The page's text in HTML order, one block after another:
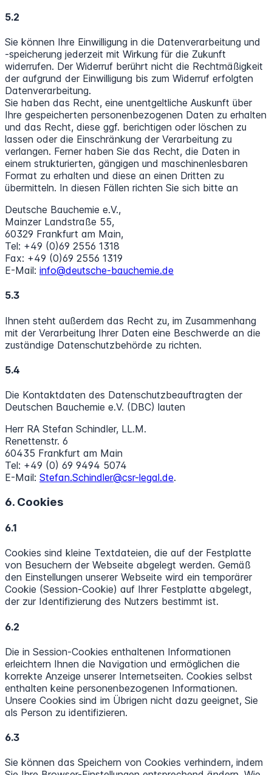
5.2
Sie können Ihre Einwilligung in die Datenverarbeitung und
-speicherung jederzeit mit Wirkung für die Zukunft
widerrufen. Der Widerruf berührt nicht die Rechtmäßigkeit
der aufgrund der Einwilligung bis zum Widerruf erfolgten
Datenverarbeitung.
Sie haben das Recht, eine unentgeltliche Auskunft über
Ihre gespeicherten personenbezogenen Daten zu erhalten
und das Recht, diese ggf. berichtigen oder löschen zu
lassen oder die Einschränkung der Verarbeitung zu
verlangen. Ferner haben Sie das Recht, die Daten in
einem strukturierten, gängigen und maschinenlesbaren
Format zu erhalten und diese an einen Dritten zu
übermitteln. In diesen Fällen richten Sie sich bitte an
Deutsche Bauchemie e.V.,
Mainzer Landstraße 55,
60329 Frankfurt am Main,
Tel: +49 (0)69 2556 1318
Fax: +49 (0)69 2556 1319
E-Mail: info@deutsche-bauchemie.de
5.3
Ihnen steht außerdem das Recht zu, im Zusammenhang
mit der Verarbeitung Ihrer Daten eine Beschwerde an die
zuständige Datenschutzbehörde zu richten.
5.4
Die Kontaktdaten des Datenschutzbeauftragten der
Deutschen Bauchemie e.V. (DBC) lauten
Herr RA Stefan Schindler, LL.M.
Renettenstr. 6
60435 Frankfurt am Main
Tel: +49 (0) 69 9494 5074
E-Mail: Stefan.Schindler@csr-legal.de.
6. Cookies
6.1
Cookies sind kleine Textdateien, die auf der Festplatte
von Besuchern der Webseite abgelegt werden. Gemäß
den Einstellungen unserer Webseite wird ein temporärer
Cookie (Session-Cookie) auf Ihrer Festplatte abgelegt,
der zur Identifizierung des Nutzers bestimmt ist.
6.2
Die in Session-Cookies enthaltenen Informationen
erleichtern Ihnen die Navigation und ermöglichen die
korrekte Anzeige unserer Internetseiten. Cookies selbst
enthalten keine personenbezogenen Informationen.
Unsere Cookies sind im Übrigen nicht dazu geeignet, Sie
als Person zu identifizieren.
6.3
Sie können das Speichern von Cookies verhindern, indem